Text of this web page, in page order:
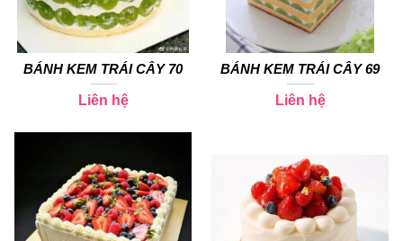
BÁNH KEM TRÁI CÂY 70
Liên hệ
BÁNH KEM TRÁI CÂY 69
Liên hệ